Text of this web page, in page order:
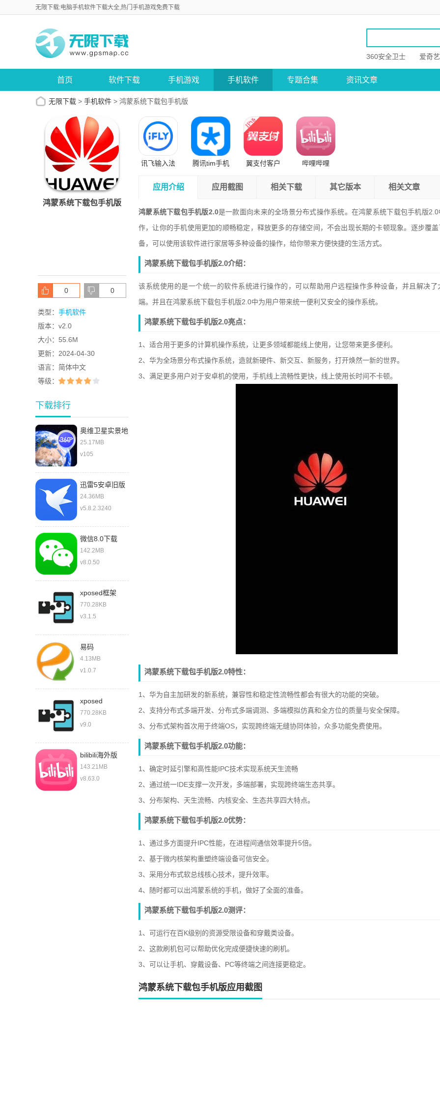
无限下载:电脑手机软件下载大全,热门手机游戏免费下载
360安全卫士 爱奇艺
首页 软件下载 手机游戏 手机软件 专题合集 资讯文章
无限下载 > 手机软件 > 鸿蒙系统下载包手机版
鸿蒙系统下载包手机版
0 0
类型： 手机软件
版本： v2.0
大小： 55.6M
更新： 2024-04-30
语言： 简体中文
等级：
下载排行
奥维卫星实景地
图免费
25.17MB
v105
迅雷5安卓旧版
本
24.36MB
v5.8.2.3240
微信8.0下载
2021最新版
142.2MB
v8.0.50
xposed框架
770.28KB
v3.1.5
易码
4.13MB
v1.0.7
xposed
770.28KB
v9.0
bilibili海外版
143.21MB
v8.63.0
讯飞输入法
腾讯tim手机
翼支付客户
哔哩哔哩
应用介绍 应用截图 相关下载 其它版本 相关文章
鸿蒙系统下载包手机版2.0是一款面向未来的全场景分布式操作系统。在鸿蒙系统下载包手机版
作，让你的手机使用更加的顺畅稳定，释放更多的存储空间，不会出现长期的卡顿现象。逐步覆
备，可以使用该软件进行家居等多种设备的操作，给你带来方便快捷的生活方式。
鸿蒙系统下载包手机版2.0介绍：
该系统使用的是一个统一的软件系统进行操作的，可以帮助用户远程操作多种设备，并且解决
端。并且在鸿蒙系统下载包手机版2.0中为用户带来统一便利又安全的操作系统。
鸿蒙系统下载包手机版2.0亮点：
1、适合用于更多的计算机操作系统，让更多领域都能线上使用，让您带来更多便利。
2、华为全场景分布式操作系统，造就新硬件、新交互、新服务，打开焕然一新的世界。
3、满足更多用户对于安卓机的使用，手机线上流畅性更快，线上使用长时间不卡顿。
鸿蒙系统下载包手机版2.0特性：
1、华为自主加研发的新系统，兼容性和稳定性流畅性都会有很大的功能的突破。
2、支持分布式多端开发、分布式多端调测、多端模拟仿真和全方位的质量与安全保障。
3、分布式架构首次用于终端OS，实现跨终端无缝协同体验，众多功能免费使用。
鸿蒙系统下载包手机版2.0功能：
1、确定时延引擎和高性能IPC技术实现系统天生流畅
2、通过统一IDE支撑一次开发，多端部署，实现跨终端生态共享。
3、分布架构、天生流畅、内核安全、生态共享四大特点。
鸿蒙系统下载包手机版2.0优势：
1、通过多方面提升IPC性能，在进程间通信效率提升5倍。
2、基于微内核架构重塑终端设备可信安全。
3、采用分布式软总线核心技术，提升效率。
4、随时都可以出鸿蒙系统的手机，做好了全面的准备。
鸿蒙系统下载包手机版2.0测评：
1、可运行在百K级别的资源受限设备和穿戴类设备。
2、这款刷机包可以帮助优化完成便捷快速的刷机。
3、可以让手机、穿戴设备、PC等终端之间连接更稳定。
鸿蒙系统下载包手机版应用截图